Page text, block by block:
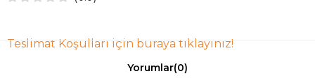
Teslimat Koşulları için buraya tıklayınız!
Yorumlar(0)